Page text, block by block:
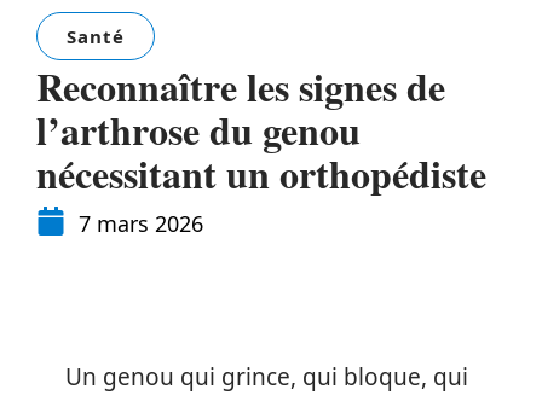
Santé
Reconnaître les signes de
l’arthrose du genou
nécessitant un orthopédiste
7 mars 2026
Un genou qui grince, qui bloque, qui